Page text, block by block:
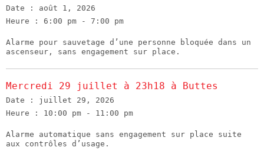
Date : août 1, 2026
Heure : 6:00 pm - 7:00 pm
Alarme pour sauvetage d’une personne bloquée dans un
ascenseur, sans engagement sur place.
Mercredi 29 juillet à 23h18 à Buttes
Date : juillet 29, 2026
Heure : 10:00 pm - 11:00 pm
Alarme automatique sans engagement sur place suite
aux contrôles d’usage.